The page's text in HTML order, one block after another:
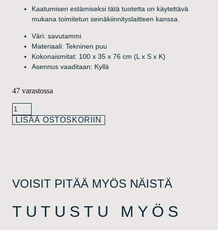
Kaatumisen estämiseksi tätä tuotetta on käytettävä
mukana toimitetun seinäkiinnityslaitteen kanssa.
Väri: savutammi
Materiaali: Tekninen puu
Kokonaismitat: 100 x 35 x 76 cm (L x S x K)
Asennus vaaditaan: Kyllä
47 varastossa
LISÄÄ OSTOSKORIIN
VOISIT PITÄÄ MYÖS NÄISTÄ
TUTUSTU MYÖS